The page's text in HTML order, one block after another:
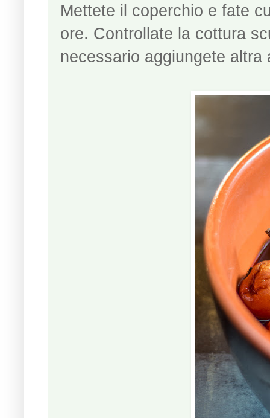
Mettete il coperchio e fate
ore. Controllate la cottura
necessario aggiungete altra